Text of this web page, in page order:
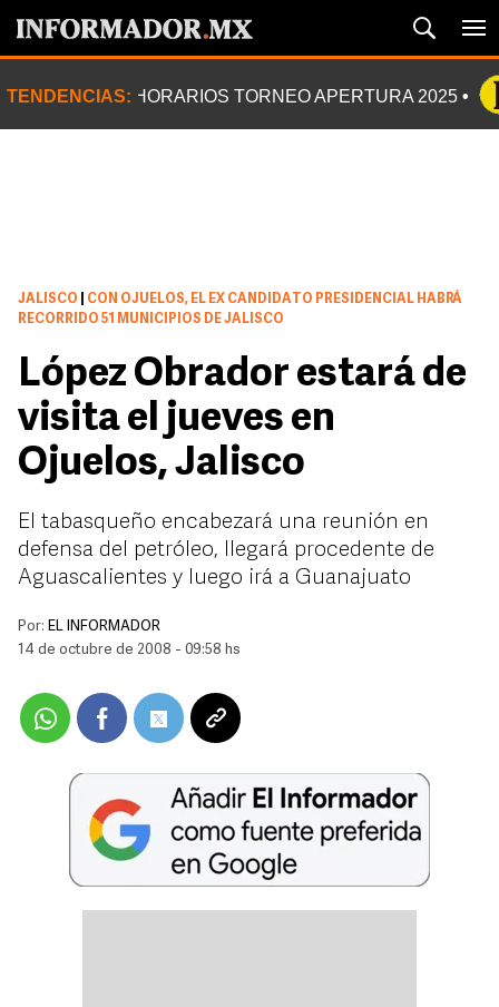
TENDENCIAS: HORARIOS TORNEO APERTURA 2025
JALISCO
CON OJUELOS, EL EX CANDIDATO PRESIDENCIAL HABRÁ
RECORRIDO 51 MUNICIPIOS DE JALISCO
López Obrador estará de
visita el jueves en
Ojuelos, Jalisco
El tabasqueño encabezará una reunión en
defensa del petróleo, llegará procedente de
Aguascalientes y luego irá a Guanajuato
Por: EL INFORMADOR
14 de octubre de 2008 - 09:58 hs